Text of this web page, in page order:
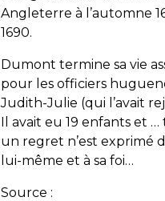
Angleterre à l’automne
1690.
Dumont termine sa vie
pour les officiers
Judith-Julie (qui l’avait
Il avait eu 19 enfants et
un regret n’est exprimé
lui-même et à sa foi…
Source :